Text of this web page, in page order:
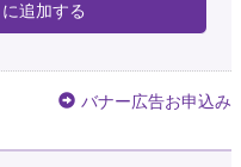
に追加する
バナー広告お申込み